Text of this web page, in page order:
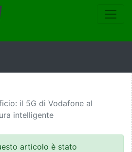
il 5G di Vodafone al
intelligente
articolo è stato